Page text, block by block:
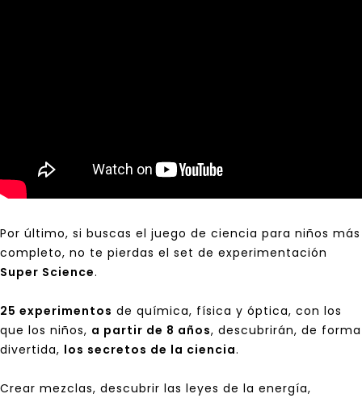
Por último, si buscas el juego de ciencia para niños más
completo, no te pierdas el set de experimentación
Super Science.
25 experimentos de química, física y óptica, con los
que los niños, a partir de 8 años, descubrirán, de forma
divertida, los secretos de la ciencia.
Crear mezclas, descubrir las leyes de la energía,